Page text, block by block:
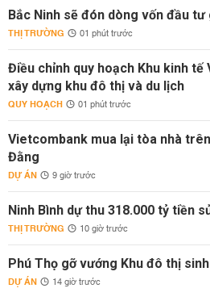
Bắc Ninh sẽ đón dòng vốn đầu tư
THỊ TRƯỜNG 01 phút trước
Điều chỉnh quy hoạch Khu kinh
xây dựng khu đô thị và du lịch
QUY HOẠCH 01 phút trước
Vietcombank mua lại tòa nhà
Đằng
DỰ ÁN 9 giờ trước
Ninh Bình dự thu 318.000 tỷ tiền
THỊ TRƯỜNG 10 giờ trước
Phú Thọ gỡ vướng Khu đô thị
DỰ ÁN 14 giờ trước